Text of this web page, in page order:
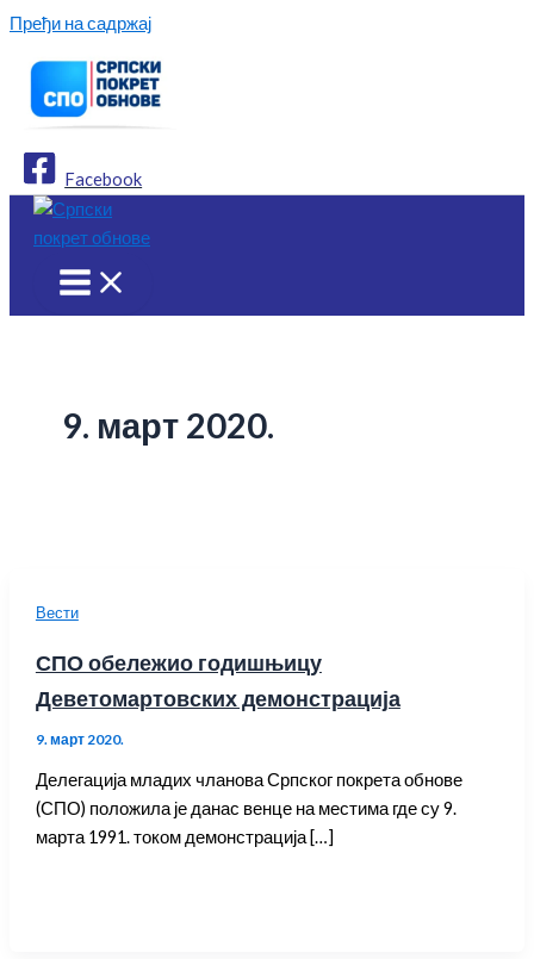
Пређи на садржај
Facebook
9. март 2020.
Вести
СПО обележио годишњицу
Деветомартовских демонстрација
9. март 2020.
Делегација младих чланова Српског покрета обнове
(СПО) положила је данас венце на местима где су 9.
марта 1991. током демонстрација […]